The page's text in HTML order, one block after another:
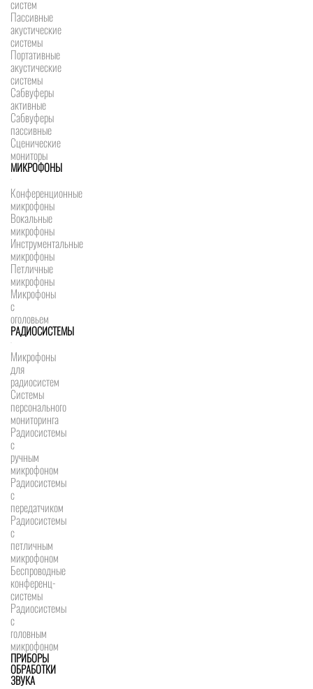
систем
Пассивные
акустические
системы
Портативные
акустические
системы
Сабвуферы
активные
Сабвуферы
пассивные
Сценические
мониторы
МИКРОФОНЫ
Конференционные
микрофоны
Вокальные
микрофоны
Инструментальные
микрофоны
Петличные
микрофоны
Микрофоны
с
оголовьем
РАДИОСИСТЕМЫ
Микрофоны
для
радиосистем
Системы
персонального
мониторинга
Радиосистемы
c
ручным
микрофоном
Радиосистемы
с
передатчиком
Радиосистемы
с
петличным
микрофоном
Беспроводные
конференц-
системы
Радиосистемы
с
головным
микрофоном
ПРИБОРЫ
ОБРАБОТКИ
ЗВУКА